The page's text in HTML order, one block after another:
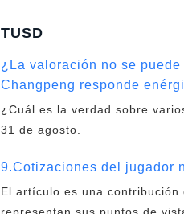
TUSD
¿La valoración no se
Changpeng responde
¿Cuál es la verdad sobre
31 de agosto.
9.Cotizaciones del jugador
El artículo es una contribución